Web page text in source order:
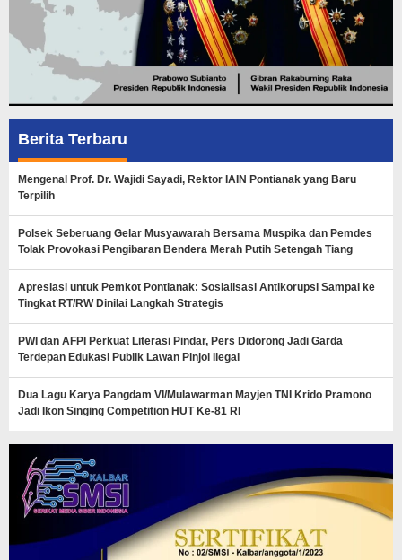
Berita Terbaru
Mengenal Prof. Dr. Wajidi Sayadi, Rektor IAIN Pontianak yang Baru
Terpilih
Polsek Seberuang Gelar Musyawarah Bersama Muspika dan Pemdes
Tolak Provokasi Pengibaran Bendera Merah Putih Setengah Tiang
Apresiasi untuk Pemkot Pontianak: Sosialisasi Antikorupsi Sampai ke
Tingkat RT/RW Dinilai Langkah Strategis
PWI dan AFPI Perkuat Literasi Pindar, Pers Didorong Jadi Garda
Terdepan Edukasi Publik Lawan Pinjol Ilegal
Dua Lagu Karya Pangdam VI/Mulawarman Mayjen TNI Krido Pramono
Jadi Ikon Singing Competition HUT Ke-81 RI